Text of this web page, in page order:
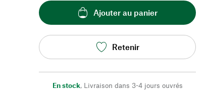
Ajouter au panier
Retenir
En stock, Livraison dans 3-4 jours ouvrés